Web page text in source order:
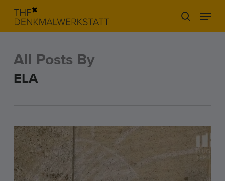
Skip
content
search
Menu
All Posts By
ELA